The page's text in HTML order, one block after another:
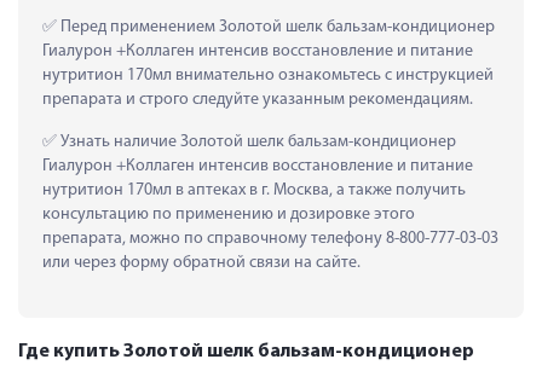
Перед применением Золотой шелк бальзам-кондиционер
Гиалурон +Коллаген интенсив восстановление и питание
нутритион 170мл внимательно ознакомьтесь с инструкцией
препарата и строго следуйте указанным рекомендациям.
Узнать наличие Золотой шелк бальзам-кондиционер
Гиалурон +Коллаген интенсив восстановление и питание
нутритион 170мл в аптеках в г. Москва, а также получить
консультацию по применению и дозировке этого
препарата, можно по справочному телефону 8-800-777-03-03
или через форму обратной связи на сайте.
Где купить Золотой шелк бальзам-кондиционер